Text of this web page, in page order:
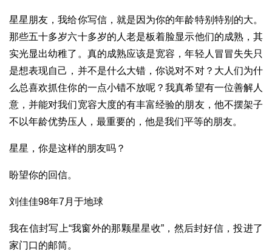
星星朋友，我给你写信，就是因为你的年龄特别特别的大。
那些五十多岁六十多岁的人老是板着脸显示他们的成熟，其
实光显出幼稚了。真的成熟应该是宽容，年轻人冒冒失失只
是想表现自己，并不是什么大错，你说对不对？大人们为什
么总喜欢抓住你的一点小错不放呢？我真希望有一位善解人
意，并能对我们宽容大度的有丰富经验的朋友，他不摆架子
不以年龄优势压人，最重要的，他是我们平等的朋友。
星星，你是这样的朋友吗？
盼望你的回信。
刘佳佳98年7月于地球
我在信封写上“我窗外的那颗星星收”，然后封好信，投进了
家门口的邮筒。